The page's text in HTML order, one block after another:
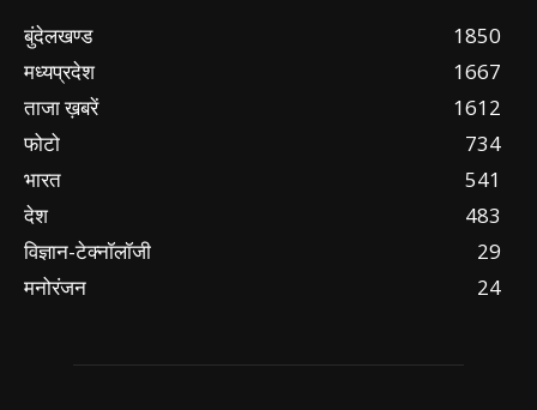
बुंदेलखण्ड
1850
मध्यप्रदेश
1667
ताजा ख़बरें
1612
फोटो
734
भारत
541
देश
483
विज्ञान-टेक्नॉलॉजी
29
मनोरंजन
24